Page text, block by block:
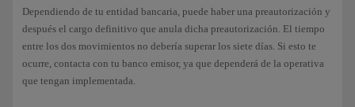
Dependiendo de tu entidad bancaria, puede haber una preautorización y
después el cargo definitivo que anula dicha preautorización. El tiempo
entre los dos movimientos no debería superar los siete días. Si esto te
ocurre, contacta con tu banco emisor, ya que dependerá de la operativa
que tengan implementada.